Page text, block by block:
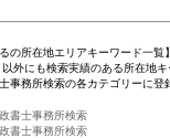
の所在地エリアキーワード一覧】
以外にも検索実績のある所在地
事務所検索の各カテゴリーに登
書士事務所検索
書士事務所検索